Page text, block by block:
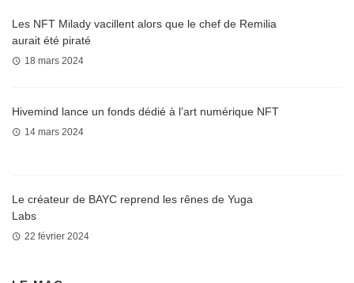
Les NFT Milady vacillent alors que le chef de Remilia
aurait été piraté
18 mars 2024
Hivemind lance un fonds dédié à l’art numérique NFT
14 mars 2024
Le créateur de BAYC reprend les rênes de Yuga
Labs
22 février 2024